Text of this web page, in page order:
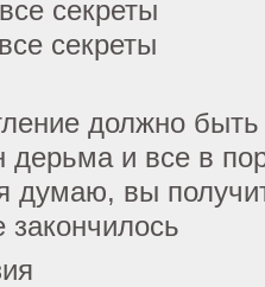
секреты
секреты
должно
дерьма и все в
думаю, вы
закончилось